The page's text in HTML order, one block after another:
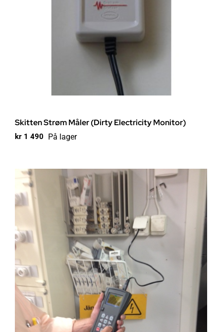
Skitten Strøm Måler (Dirty Electricity Monitor)
kr 1 490 På lager